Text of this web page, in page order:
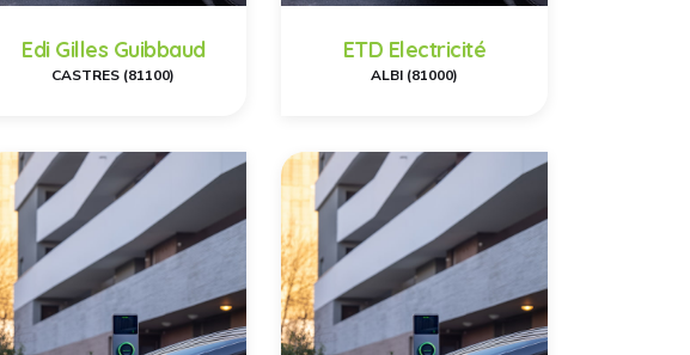
Edi Gilles Guibbaud
CASTRES (81100)
ETD Electricité
ALBI (81000)